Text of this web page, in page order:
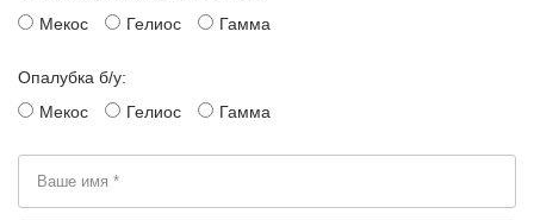
Мекос
Гелиос Гамма
Опалубка б/у:
Мекос
Гелиос Гамма